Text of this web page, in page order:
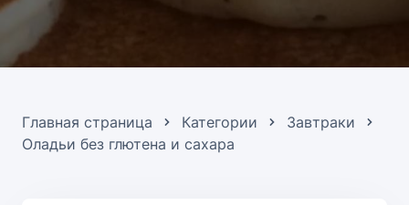
Главная страница Категории
Завтраки
Оладьи без глютена и сахара